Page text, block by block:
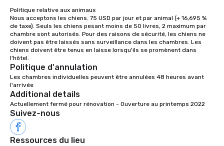
Politique relative aux animaux
Nous acceptons les chiens. 75 USD par jour et par animal (+ 16,695 %
de taxe). Seuls les chiens pesant moins de 50 livres, 2 maximum par
chambre sont autorisés. Pour des raisons de sécurité, les chiens ne
doivent pas être laissés sans surveillance dans les chambres. Les
chiens doivent être tenus en laisse lorsqu'ils se promènent dans
Politique d'annulation
Les chambres individuelles peuvent être annulées 48 heures avant
l'arrivée
Additional details
Actuellement fermé pour rénovation - Ouverture au printemps 2022
Suivez-nous
Ressources du lieu